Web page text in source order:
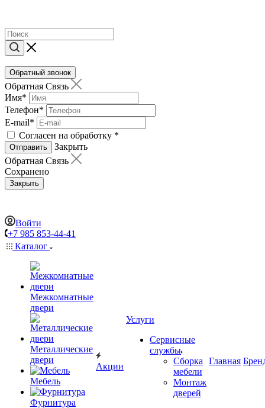
Обратный звонок
Обратная Связь
Имя*
Телефон*
E-mail*
Согласен на обработку *
Отправить
Закрыть
Обратная Связь
Сохранено
Закрыть
Войти
+7 985 853-44-41
Каталог
Межкомнатные
двери
Металлические
двери
Мебель
Фурнитура
Акции
Услуги
Сервисные
службы
Сборка
мебели
Монтаж
дверей
Главная